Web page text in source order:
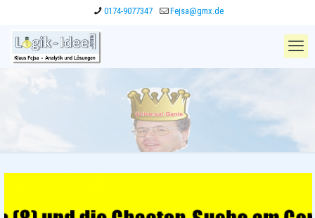
0174-9077347 Fejsa@gmx.de